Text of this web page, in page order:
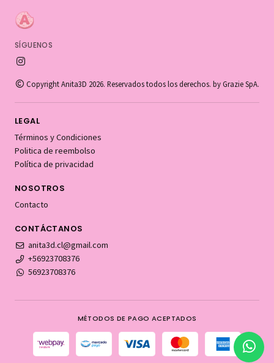
SÍGUENOS
Copyright Anita3D 2026. Reservados todos los derechos. by Grazie SpA.
LEGAL
Términos y Condiciones
Politica de reembolso
Política de privacidad
NOSOTROS
Contacto
CONTÁCTANOS
anita3d.cl@gmail.com
+56923708376
56923708376
MÉTODOS DE PAGO ACEPTADOS